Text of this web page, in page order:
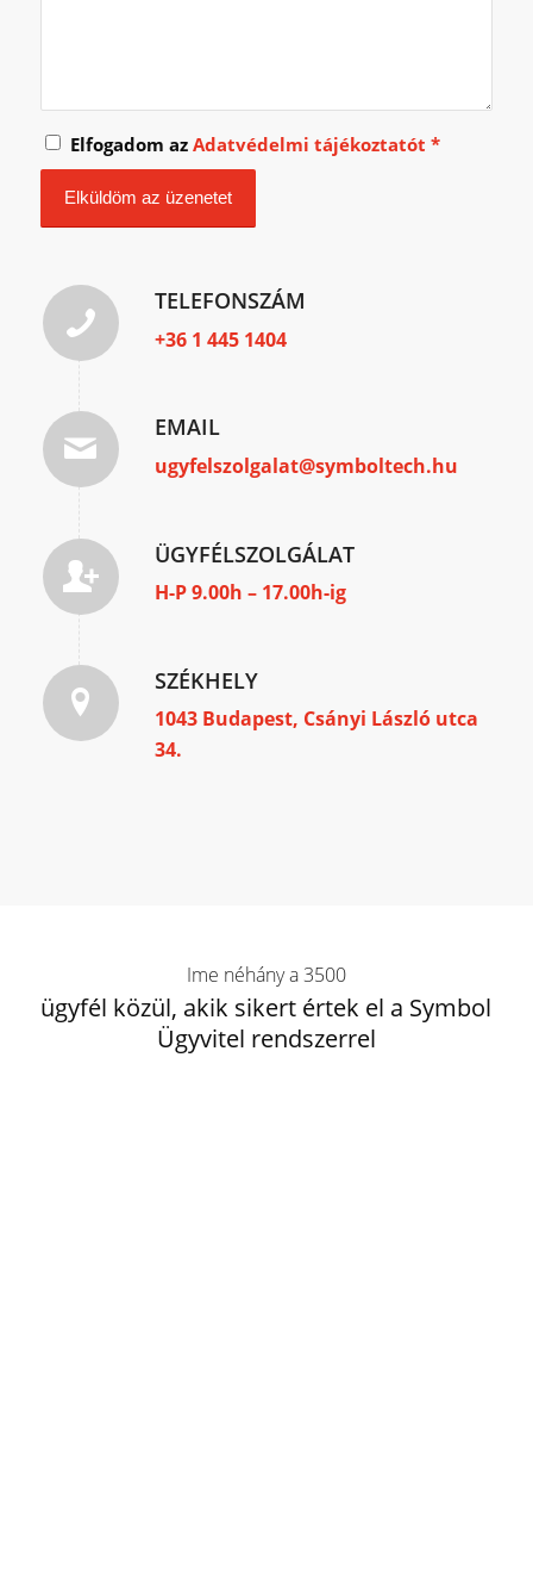
Elfogadom az Adatvédelmi tájékoztatót *
TELEFONSZÁM
+36 1 445 1404
EMAIL
ugyfelszolgalat@symboltech.hu
ÜGYFÉLSZOLGÁLAT
H-P 9.00h – 17.00h-ig
SZÉKHELY
1043 Budapest, Csányi László utca
34.
Ime néhány a 3500
ügyfél közül, akik sikert értek el a Symbol
Ügyvitel rendszerrel